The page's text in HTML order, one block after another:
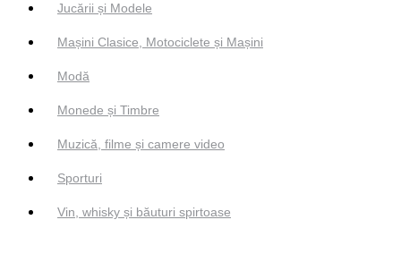
Jucării și Modele
Mașini Clasice, Motociclete și Mașini
Modă
Monede și Timbre
Muzică, filme și camere video
Sporturi
Vin, whisky și băuturi spirtoase